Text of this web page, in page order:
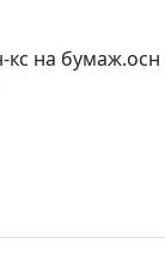
на бумаж.осн